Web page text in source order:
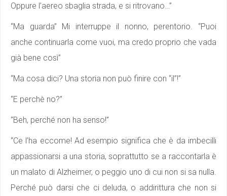
Oppure l’aereo sbaglia strada, e si ritrovano…”
“Ma guarda” Mi interruppe il nonno, perentorio. “Puoi
anche continuarla come vuoi, ma credo proprio che vada
già bene così”
“Ma cosa dici? Una storia non può finire con “il”!”
“E perchè no?”
“Beh, perché non ha senso!”
“Ce l’ha eccome! Ad esempio significa che è da imbecilli
appassionarsi a una storia, soprattutto se a raccontarla è
un malato di Alzheimer, o peggio uno di cui non si sa nulla.
Perché può darsi che ci deluda, o addirittura che non si